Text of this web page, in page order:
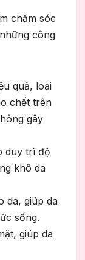
chăm sóc
công
quả, loại
chết trên
gây
duy trì độ
khô da
da, giúp da
sống.
giúp da